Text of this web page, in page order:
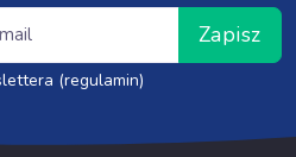
Zapisz
(regulamin)